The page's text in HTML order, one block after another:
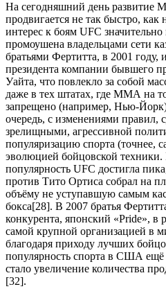
На сегодняшний день развитие
продвигается не так быстро,
интерес к боям UFC значительно
промоушена владельцами сети
братьями Фертитта, в 2001 году,
президента компании бывшего
Уайта, что повлекло за собой
даже в тех штатах, где ММА на
запрещено (например, Нью-
очередь, с изменениями правил,
зрелищными, агрессивной
популяризацию спорта (точнее,
эволюцией бойцовской техники.
популярность UFC достигла
против Тито Ортиса собрал на
объёму не уступавшую самым
бокса[28]. В 2007 братья
конкурента, японский «Pride», в
самой крупной организацией
благодаря приходу лучших
популярность спорта в США ещё
стало увеличение количества
[32].